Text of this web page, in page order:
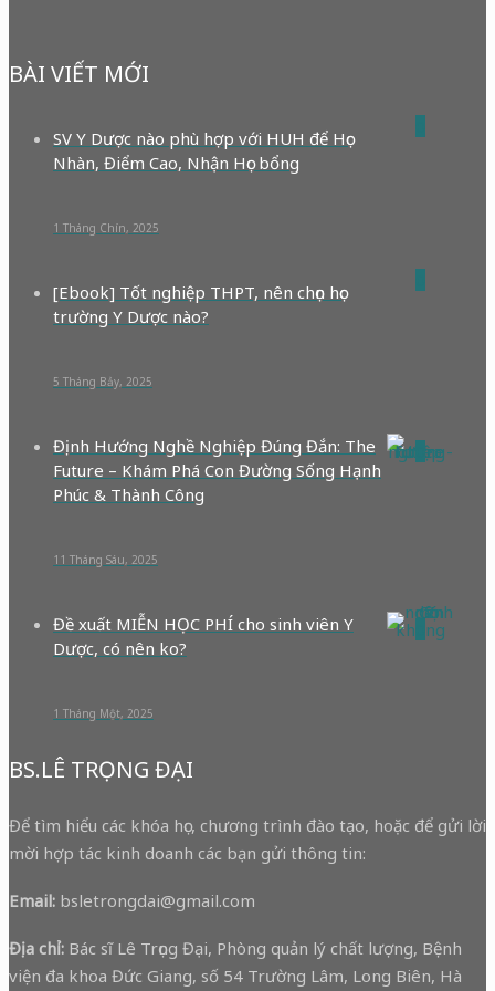
BÀI VIẾT MỚI
SV Y Dược nào phù hợp với HUH để Học
Nhàn, Điểm Cao, Nhận Học bổng
1 Tháng Chín, 2025
[Ebook] Tốt nghiệp THPT, nên chọn học
trường Y Dược nào?
5 Tháng Bảy, 2025
0
Định Hướng Nghề Nghiệp Đúng Đắn: The
Future – Khám Phá Con Đường Sống Hạnh
Phúc & Thành Công
11 Tháng Sáu, 2025
Đề xuất MIỄN HỌC PHÍ cho sinh viên Y
Dược, có nên ko?
1 Tháng Một, 2025
BS.LÊ TRỌNG ĐẠI
Để tìm hiểu các khóa học, chương trình đào tạo, hoặc để gửi lời
mời hợp tác kinh doanh các bạn gửi thông tin:
Email: bsletrongdai@gmail.com
Địa chỉ: Bác sĩ Lê Trọng Đại, Phòng quản lý chất lượng, Bệnh
viện đa khoa Đức Giang, số 54 Trường Lâm, Long Biên, Hà